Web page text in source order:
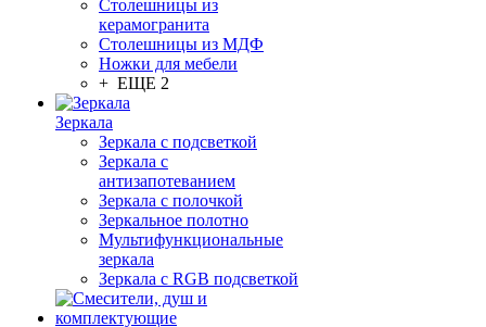
Столешницы из
керамогранита
Столешницы из МДФ
Ножки для мебели
+ ЕЩЕ 2
Зеркала
Зеркала с подсветкой
Зеркала с
антизапотеванием
Зеркала с полочкой
Зеркальное полотно
Мультифункциональные
зеркала
Зеркала c RGB подсветкой